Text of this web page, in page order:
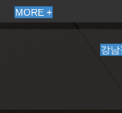
MORE +
강